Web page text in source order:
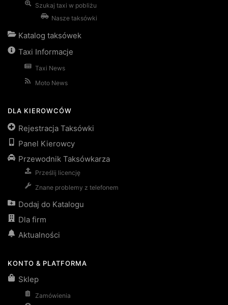
Szukaj taxi w pobliżu
Nasze taksówki
Katalog taksówek
Taxi Informacje
Taxi News
Moto News
DLA KIEROWCÓW
Rejestracja Taksówki
Panel Kierowcy
Przewodnik Taksówkarza
Prześlij licencję
Znane problemy z telefonem
Dodaj do Katalogu
Dla firm
Aktualności
KONTO & PLATFORMA
Sklep
Zamówienia